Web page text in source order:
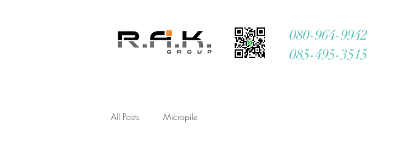
080-964-9942
085-495-3515
All Posts Micropile